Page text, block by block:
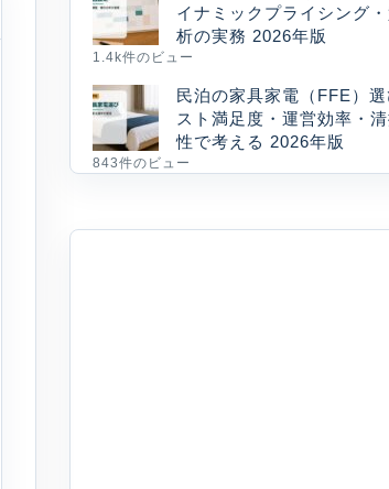
イナミックプライシング
析の実務 2026年版
1.4k件のビュー
民泊の家具家電（FFE）
スト満足度・運営効率・
性で考える 2026年版
843件のビュー